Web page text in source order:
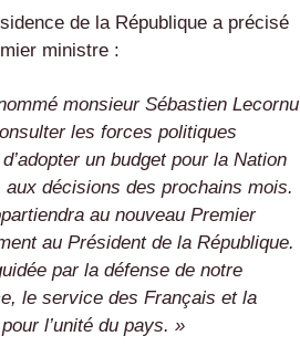
de la République a précisé
ministre :
monsieur Sébastien Lecornu
les forces politiques
un budget pour la Nation
décisions des prochains mois.
au nouveau Premier
au Président de la République.
par la défense de notre
le service des Français et la
l’unité du pays. »